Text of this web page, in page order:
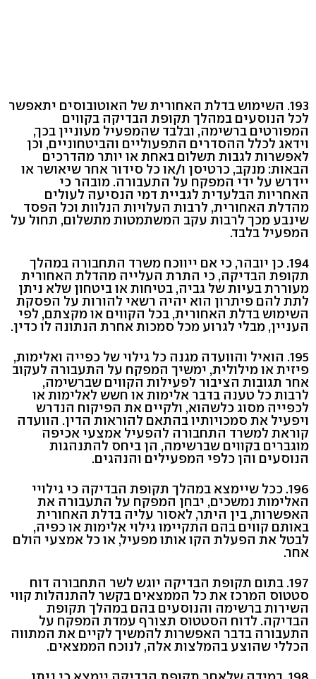
193. השימוש בדלת האחורית של האוטובוסים יתאפשר
לכל הנוסעים במהלך תקופת הבדיקה בקווים
המפורטים ברשימה, ובלבד שהמפעיל מעוניין בכך,
וידאג לכלל ההסדרים התפעוליים והביטחוניים, וכן
לאפשרות לגבות תשלום באחת או יותר מהדרכים
הבאות: מנקב, כרטיסן ו/או כל סידור אחר שיאושר או
יידרש על ידי המפקח על התעבורה. מובהר כי
האחריות הבלעדית לגביית דמי הנסיעה לעולים
מהדלת האחורית, לרבות העלויות הנלוות וכל הפסד
שינבע מכך לרבות עקב המשתמטות מתשלום, תחול על
המפעיל בלבד.
194. כן יובהר, כי אם ייווכח משרד התחבורה במהלך
תקופת הבדיקה, כי התרת העלייה מהדלת האחורית
מעוררת בעיות של גביה, בטיחות או ביטחון שלא ניתן
לתת להם פיתרון הוא יהיה רשאי להורות על הפסקת
השימוש בדלת האחורית, בכל הקווים או מקצתם, לפי
העניין, מבלי לגרוע מכל סמכות אחרת הנתונה לו כדין.
195. הואיל והוועדה מגנה כל גילוי של כפייה ואלימות,
פיזית או מילולית, ימשיך המפקח על התעבורה לעקוב
אחר תגובות הציבור לפעילות הקווים שברשימה,
לרבות כל טענה בדבר אלימות או חשש לאלימות או
לכפייה מסוג כלשהוא, ולקיים את הפיקוח הנדרש
ויפעיל את סמכויותיו בהתאם להוראות הדין. הוועדה
קוראת למשרד התחבורה להפעיל אמצעי אכיפה
מוגברים בקווים שברשימה, הן ביחס להתנהגות
הנוסעים והן כלפי המפעילים והנהגים.
196. ככל שיימצא במהלך תקופת הבדיקה כי גילויי
האלימות נמשכים, יבחן המפקח על התעבורה את
האפשרות, בין היתר, לאסור עליה בדלת האחורית
באותם קווים בהם התקיימו גילוי אלימות או כפיה,
לבטל את הפעלת הקו אותו מפעיל, או כל אמצעי הולם
אחר.
197. בתום תקופת הבדיקה יוגש לשר התחבורה דוח
סטטוס המרכז את כל הממצאים בקשר להתנהלות קווי
השירות ברשימה והנוסעים בהם במהלך תקופת
הבדיקה. לדוח הסטטוס תצורף עמדת המפקח על
התעבורה בדבר האפשרות להמשיך לקיים את המתווה
הכללי שהוצע בהמלצות אלה, לנוכח הממצאים.